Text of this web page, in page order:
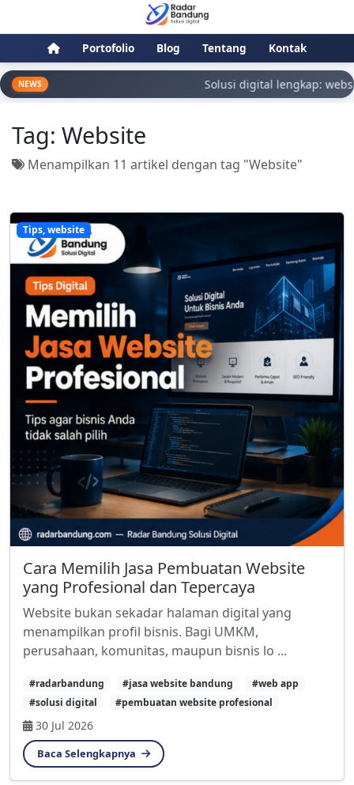
Portofolio Blog Tentang Kontak
NEWS Solusi digital lengkap: website,
Tag: Website
Menampilkan 11 artikel dengan tag "Website"
Tips, website
Cara Memilih Jasa Pembuatan Website
yang Profesional dan Tepercaya
Website bukan sekadar halaman digital yang
menampilkan profil bisnis. Bagi UMKM,
perusahaan, komunitas, maupun bisnis lo ...
#radarbandung #jasa website bandung
#web app
#solusi digital
#pembuatan website profesional
30 Jul 2026
Baca Selengkapnya